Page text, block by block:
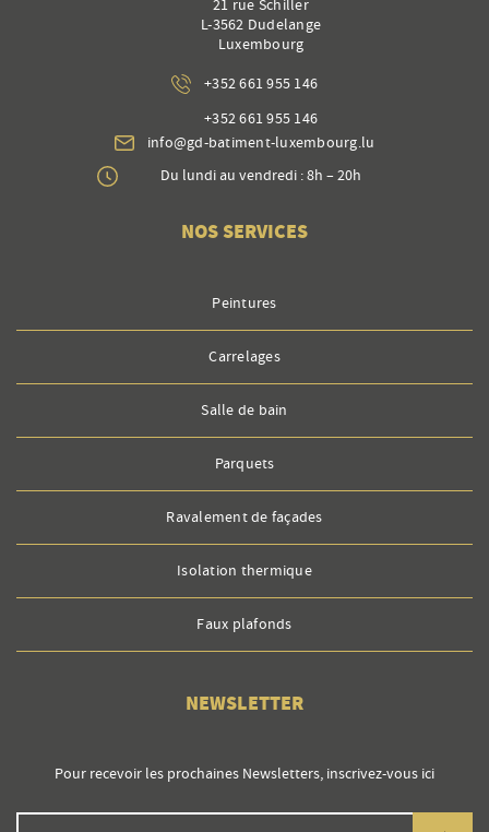
21 rue Schiller
L-3562 Dudelange
Luxembourg
+352 661 955 146
+352 661 955 146
info@gd-batiment-luxembourg.lu
Du lundi au vendredi : 8h – 20h
NOS SERVICES
Peintures
Carrelages
Salle de bain
Parquets
Ravalement de façades
Isolation thermique
Faux plafonds
NEWSLETTER
Pour recevoir les prochaines Newsletters, inscrivez-vous ici